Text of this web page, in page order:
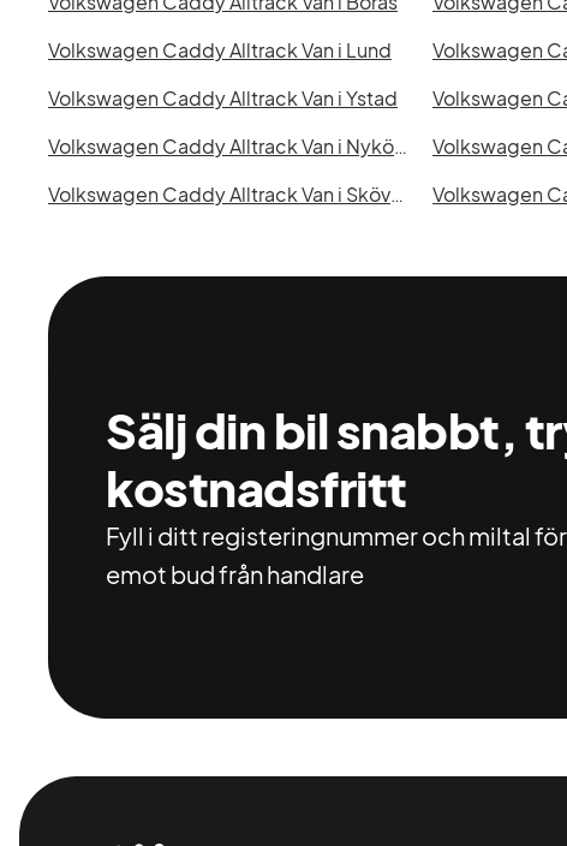
Volkswagen Caddy Alltrack Van i Lund
Volkswagen Caddy Alltrack Van i Ystad
Volkswagen Caddy Alltrack Van i Nyköping
Volkswagen Caddy Alltrack Van i Skövde
Sälj din bil snabbt,
kostnadsfritt
Fyll i ditt registeringnummer och miltal
emot bud från handlare